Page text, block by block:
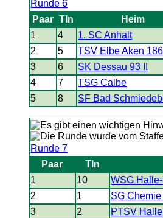
Runde 6
Paar Tln Heim
1
4 1. SC Anhalt
2
5 TSV Elbe Aken
3
6 SK Dessau 93 II
4
7 TSG Calbe
5
8 SF Bad
Runde 7
Paar
Tln
1
10 WSG
2
1 SG Chemie
3
2 PTSV Halle